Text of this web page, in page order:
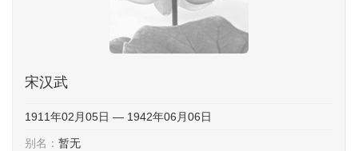
宋汉武
1911年02月05日 — 1942年06月06日
别名： 暂无